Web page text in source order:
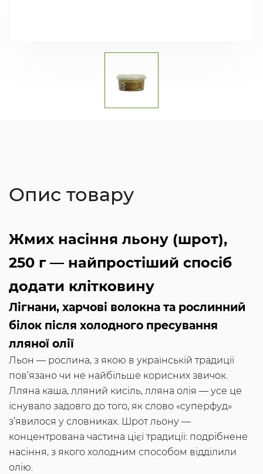
Опис товару
Жмих насіння льону (шрот),
250 г — найпростіший спосіб
додати клітковину
Лігнани, харчові волокна та рослинний
білок після холодного пресування
лляної олії
Льон — рослина, з якою в українській традиції
пов’язано чи не найбільше корисних звичок.
Лляна каша, лляний кисіль, лляна олія — усе це
існувало задовго до того, як слово «суперфуд»
з’явилося у словниках. Шрот льону —
концентрована частина цієї традиції: подрібнене
насіння, з якого холодним способом відділили
олію.